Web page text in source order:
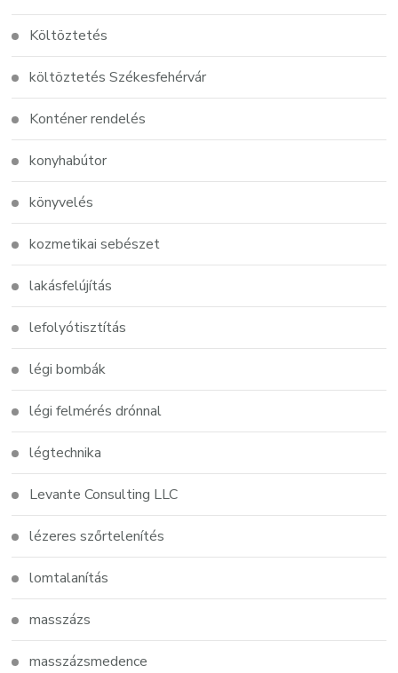
Költöztetés
költöztetés Székesfehérvár
Konténer rendelés
konyhabútor
könyvelés
kozmetikai sebészet
lakásfelújítás
lefolyótisztítás
légi bombák
légi felmérés drónnal
légtechnika
Levante Consulting LLC
lézeres szőrtelenítés
lomtalanítás
masszázs
masszázsmedence